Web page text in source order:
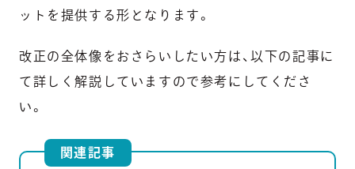
ットを提供する形となります。
改正の全体像をおさらいしたい方は、以下の記事に
て詳しく解説していますので参考にしてくださ
い。
関連記事